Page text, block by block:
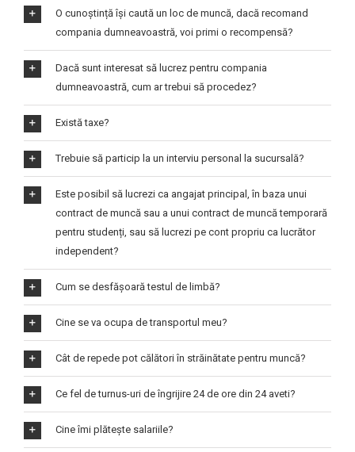
O cunoștință își caută un loc de muncă, dacă recomand
compania dumneavoastră, voi primi o recompensă?
Dacă sunt interesat să lucrez pentru compania
dumneavoastră, cum ar trebui să procedez?
Există taxe?
Trebuie să particip la un interviu personal la sucursală?
Este posibil să lucrezi ca angajat principal, în baza unui
contract de muncă sau a unui contract de muncă temporară
pentru studenți, sau să lucrezi pe cont propriu ca lucrător
independent?
Cum se desfășoară testul de limbă?
Cine se va ocupa de transportul meu?
Cât de repede pot călători în străinătate pentru muncă?
Ce fel de turnus-uri de îngrijire 24 de ore din 24 aveti?
Cine îmi plătește salariile?